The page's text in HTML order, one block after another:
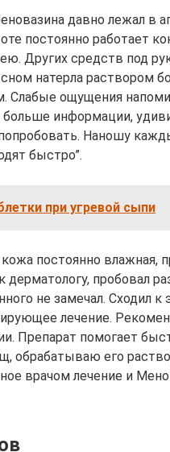
давно лежал в
постоянно работает
Других средств под
натерла раствором
Слабые ощущения
информации,
Наношу
быстро”.
при угревой сыпи
постоянно влажная,
дерматологу, пробовал
не замечал. Сходил к
лечение.
Препарат помогает
обрабатываю его
врачом лечение и